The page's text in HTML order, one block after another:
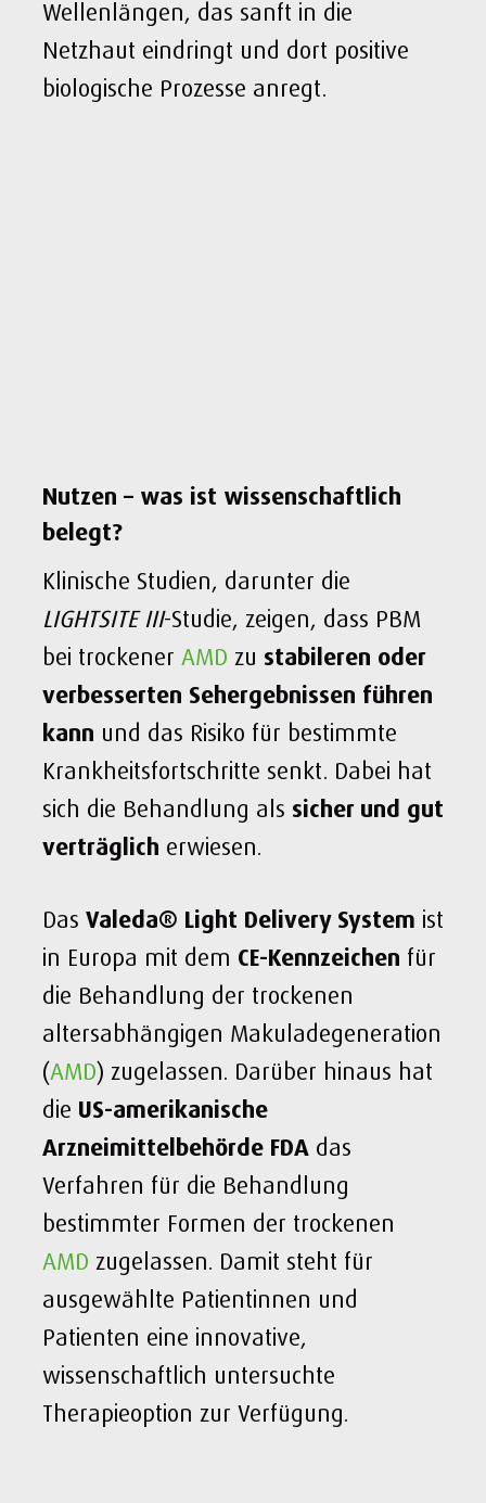
Wellenlängen, das sanft in die
Netzhaut eindringt und dort positive
biologische Prozesse anregt.
Nutzen – was ist wissenschaftlich
belegt?
Klinische Studien, darunter die
LIGHTSITE III-Studie, zeigen, dass PBM
bei trockener AMD zu stabileren oder
verbesserten Sehergebnissen führen
kann und das Risiko für bestimmte
Krankheitsfortschritte senkt. Dabei hat
sich die Behandlung als sicher und gut
verträglich erwiesen.
Das Valeda® Light Delivery System ist
in Europa mit dem CE-Kennzeichen für
die Behandlung der trockenen
altersabhängigen Makuladegeneration
(AMD) zugelassen. Darüber hinaus hat
die US-amerikanische
Arzneimittelbehörde FDA das
Verfahren für die Behandlung
bestimmter Formen der trockenen
AMD zugelassen. Damit steht für
ausgewählte Patientinnen und
Patienten eine innovative,
wissenschaftlich untersuchte
Therapieoption zur Verfügung.